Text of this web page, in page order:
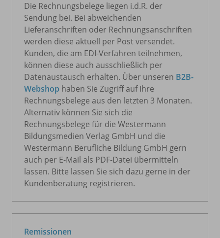
Die Rechnungsbelege liegen i.d.R. der
Sendung bei. Bei abweichenden
Lieferanschriften oder Rechnungsanschriften
werden diese aktuell per Post versendet.
Kunden, die am EDI-Verfahren teilnehmen,
können diese auch ausschließlich per
Datenaustausch erhalten. Über unseren B2B-
Webshop haben Sie Zugriff auf Ihre
Rechnungsbelege aus den letzten 3 Monaten.
Alternativ können Sie sich die
Rechnungsbelege für die Westermann
Bildungsmedien Verlag GmbH und die
Westermann Berufliche Bildung GmbH gern
auch per E-Mail als PDF-Datei übermitteln
lassen. Bitte lassen Sie sich dazu gerne in der
Kundenberatung registrieren.
Remissionen